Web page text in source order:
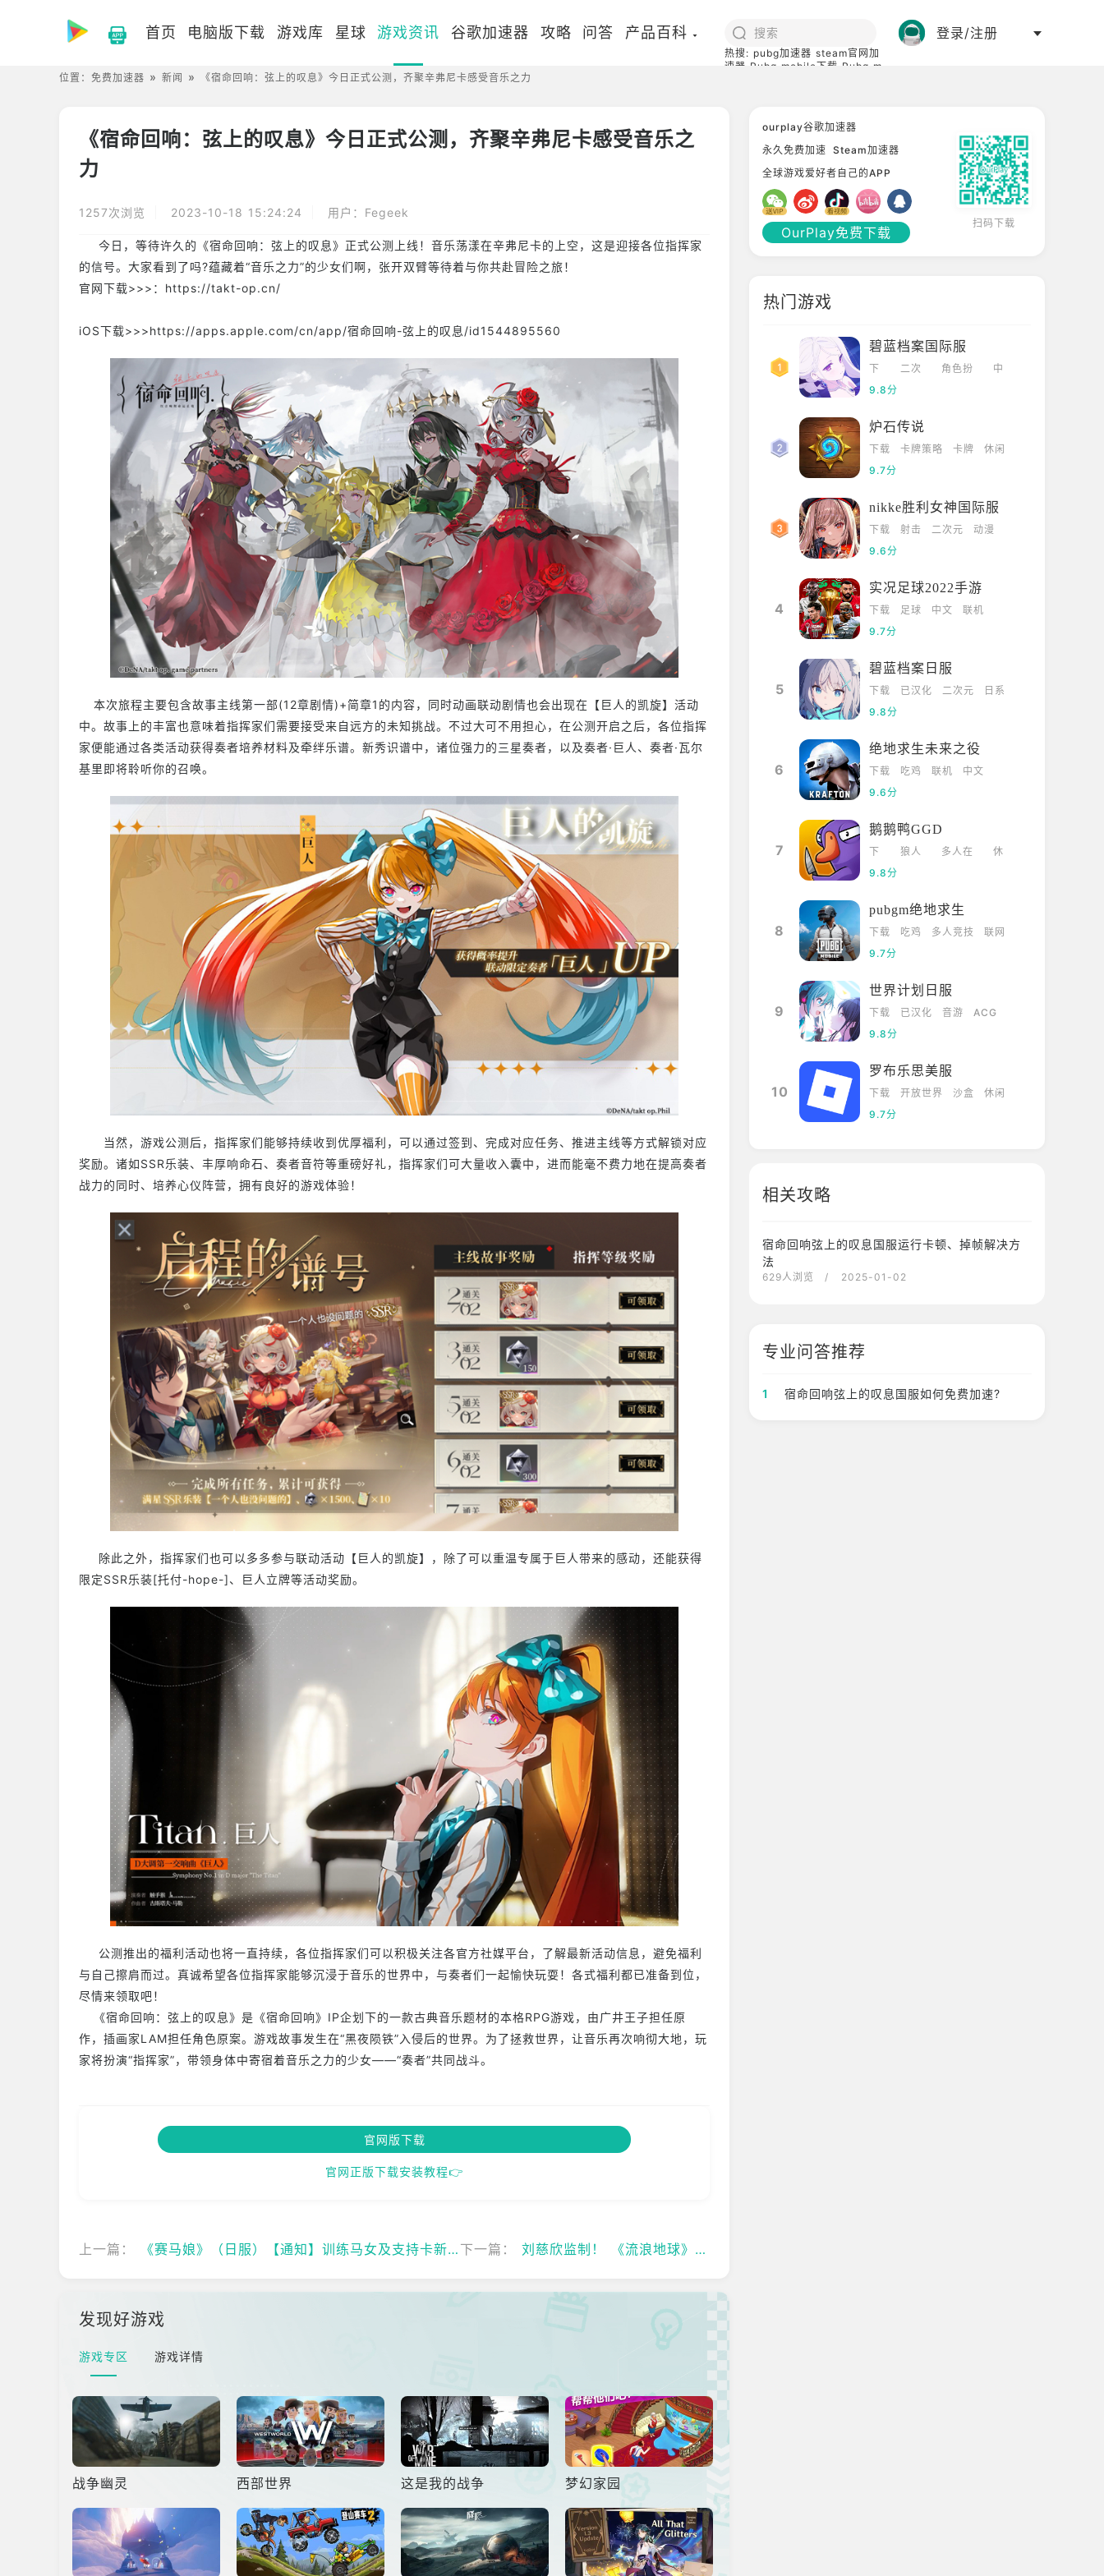
首页 电脑版下载 游戏库 星球 游戏资讯 谷歌加速器 攻略 问答 产品百科
热搜: pubg加速器 steam官网加
速器 Pubg mobile下载 Pubg m
登录/注册
位置： 免费加速器 新闻 《宿命回响：弦上的叹息》今日正式公测，齐聚辛弗尼卡感受音乐之力
《宿命回响：弦上的叹息》今日正式公测，齐聚辛弗尼卡感受音乐之
力
1257次浏览 2023-10-18 15:24:24 用户：Fegeek
今日，等待许久的《宿命回响：弦上的叹息》正式公测上线！音乐荡漾在辛弗尼卡的上空，这是迎接各位指挥家
的信号。大家看到了吗?蕴藏着“音乐之力”的少女们啊，张开双臂等待着与你共赴冒险之旅！
官网下载>>>：https://takt-op.cn/
iOS下载>>>https://apps.apple.com/cn/app/宿命回响-弦上的叹息/id1544895560
本次旅程主要包含故事主线第一部(12章剧情)+简章1的内容，同时动画联动剧情也会出现在【巨人的凯旋】活动
中。故事上的丰富也意味着指挥家们需要接受来自远方的未知挑战。不过大可不用担心，在公测开启之后，各位指挥
家便能通过各类活动获得奏者培养材料及牵绊乐谱。新秀识谱中，诸位强力的三星奏者，以及奏者·巨人、奏者·瓦尔
基里即将聆听你的召唤。
当然，游戏公测后，指挥家们能够持续收到优厚福利，可以通过签到、完成对应任务、推进主线等方式解锁对应
奖励。诸如SSR乐装、丰厚响命石、奏者音符等重磅好礼，指挥家们可大量收入囊中，进而能毫不费力地在提高奏者
战力的同时、培养心仪阵营，拥有良好的游戏体验！
除此之外，指挥家们也可以多多参与联动活动【巨人的凯旋】，除了可以重温专属于巨人带来的感动，还能获得
限定SSR乐装[托付-hope-]、巨人立牌等活动奖励。
公测推出的福利活动也将一直持续，各位指挥家们可以积极关注各官方社媒平台，了解最新活动信息，避免福利
与自己擦肩而过。真诚希望各位指挥家能够沉浸于音乐的世界中，与奏者们一起愉快玩耍！各式福利都已准备到位，
尽情来领取吧！
《宿命回响：弦上的叹息》是《宿命回响》IP企划下的一款古典音乐题材的本格RPG游戏，由广井王子担任原
作，插画家LAM担任角色原案。游戏故事发生在“黑夜陨铁”入侵后的世界。为了拯救世界，让音乐再次响彻大地，玩
家将扮演“指挥家”，带领身体中寄宿着音乐之力的少女——“奏者”共同战斗。
官网版下载
官网正版下载安装教程👉
上一篇： 《赛马娘》（日服）【通知】训练马女及支持卡新亮相！ 将举行接送扭蛋！ 下一篇： 刘慈欣监制！ 《流浪地球》手游预约正式开启
发现好游戏
游戏专区 游戏详情
战争幽灵 西部世界 这是我的战争 梦幻家园
ourplay谷歌加速器
永久免费加速 Steam加速器
全球游戏爱好者自己的APP
OurPlay免费下载
扫码下载
热门游戏
碧蓝档案国际服
下
载
二次
角色扮
中
9.8分
炉石传说
下载 卡牌策略 卡牌
休闲
9.7分
nikke胜利女神国际服
下载 射击 二次元
动漫
9.6分
4
实况足球2022手游
下载 足球 中文
联机
9.7分
5
碧蓝档案日服
下载 已汉化 二次元
日系
9.8分
6
绝地求生未来之役
下载 吃鸡 联机
中文
9.6分
7
鹅鹅鸭GGD
下
载
狼人
多人在
休
9.8分
8
pubgm绝地求生
下载 吃鸡 多人竞技
联网
9.7分
9
世界计划日服
下载 已汉化 音游
ACG
9.8分
10
罗布乐思美服
下载 开放世界 沙盒
休闲
9.7分
相关攻略
宿命回响弦上的叹息国服运行卡顿、掉帧解决方
法
629人浏览 / 2025-01-02
专业问答推荐
1 宿命回响弦上的叹息国服如何免费加速?